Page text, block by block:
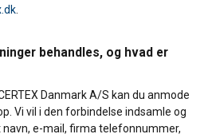
behandles, og hvad er
Danmark A/S kan du anmode
Vi vil i den forbindelse indsamle og
e-mail, firma telefonnummer,